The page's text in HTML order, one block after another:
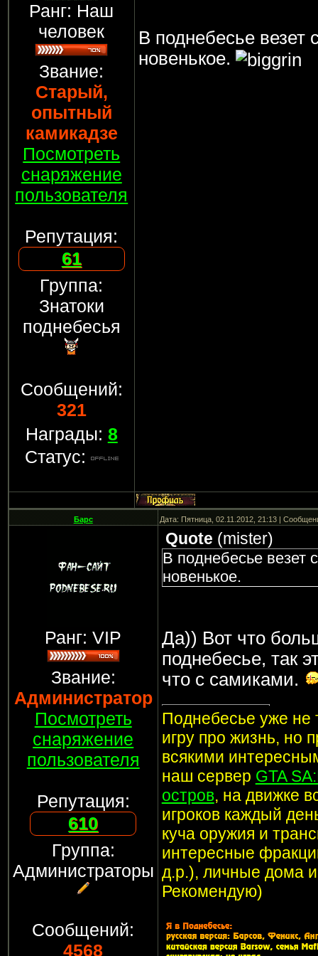
Ранг: Наш
человек
Звание:
Старый,
опытный
камикадзе
Посмотреть
снаряжение
пользователя
Репутация:
61
Группа:
Знатоки
поднебесья
Сообщений:
321
Награды: 8
Статус:
В поднебесье везет
новенькое.
Барс Дата: Пятница, 02.11.2012, 21:13 |
Ранг: VIP
Звание:
Администратор
Посмотреть
снаряжение
пользователя
Репутация:
610
Группа:
Администраторы
Сообщений:
4568
Quote (mister)
В поднебесье везет
новенькое.
Да)) Вот что
поднебесье, так
что с самиками.
Поднебесье уже не
игру про жизнь, но
всякими
наш сервер GTA
остров, на движке
игроков каждый
куча оружия и
интересные
д.р.), личные дома
Рекомендую)